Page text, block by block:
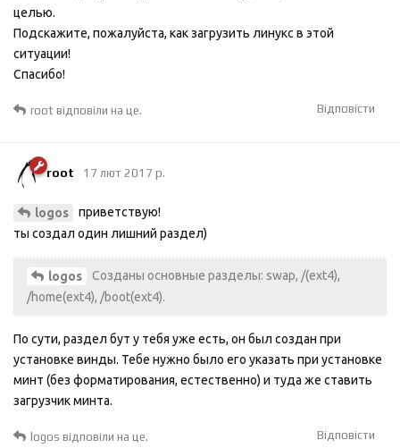
целью.
Подскажите, пожалуйста, как загрузить линукс в этой
ситуации!
Спасибо!
Відповісти
root відповіли на це.
root 17 лют 2017 р.
logos
приветствую!
ты создал один лишний раздел)
logos
Созданы основные разделы: swap, /(ext4),
/home(ext4), /boot(ext4).
По сути, раздел бут у тебя уже есть, он был создан при
установке винды. Тебе нужно было его указать при установке
минт (без форматирования, естественно) и туда же ставить
загрузчик минта.
Відповісти
logos відповіли на це.